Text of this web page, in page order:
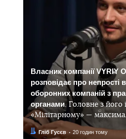
Власник компанії VYRIY
розповідає про непрості
оборонних компаній з
органами. Головне з його
«Мілітарному» —
Автор:Гліб Гусєв
Дата: 20 годин тому